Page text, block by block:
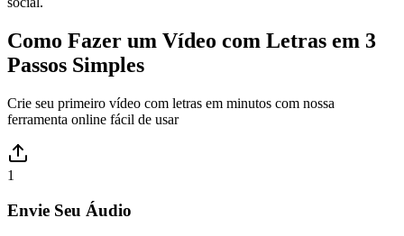
Como Fazer um Vídeo com Letras em 3
Passos Simples
Crie seu primeiro vídeo com letras em minutos com nossa
ferramenta online fácil de usar
1
Envie Seu Áudio